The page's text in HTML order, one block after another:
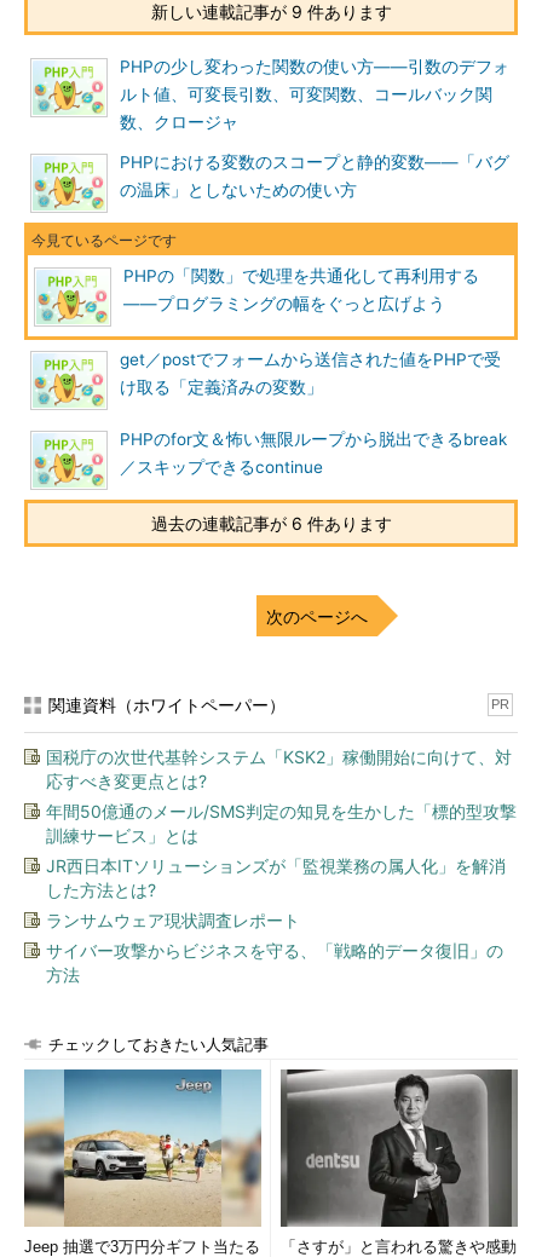
新しい連載記事が 9 件あります
PHPの少し変わった関数の使い方――引数のデフォ
ルト値、可変長引数、可変関数、コールバック関
数、クロージャ
PHPにおける変数のスコープと静的変数――「バグ
の温床」としないための使い方
PHPの「関数」で処理を共通化して再利用する
――プログラミングの幅をぐっと広げよう
get／postでフォームから送信された値をPHPで受
け取る「定義済みの変数」
PHPのfor文＆怖い無限ループから脱出できるbreak
／スキップできるcontinue
過去の連載記事が 6 件あります
次のページへ
関連資料（ホワイトペーパー） PR
国税庁の次世代基幹システム「KSK2」稼働開始に向けて、対
応すべき変更点とは?
年間50億通のメール/SMS判定の知見を生かした「標的型攻撃
訓練サービス」とは
JR西日本ITソリューションズが「監視業務の属人化」を解消
した方法とは?
ランサムウェア現状調査レポート
サイバー攻撃からビジネスを守る、「戦略的データ復旧」の
方法
チェックしておきたい人気記事
Jeep 抽選で3万円分ギフト当たる
「さすが」と言われる驚きや感動